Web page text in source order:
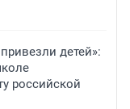
детей»:
российской